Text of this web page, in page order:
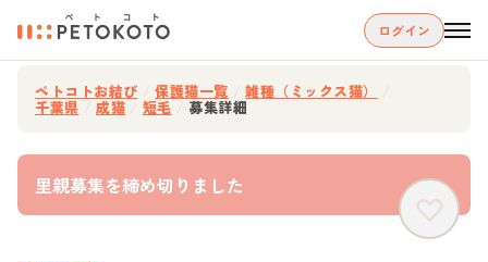
ログイン
ペトコトお結び 保護猫一覧 雑種（ミックス猫）
千葉県 成猫 短毛 募集詳細
里親募集を締め切りました